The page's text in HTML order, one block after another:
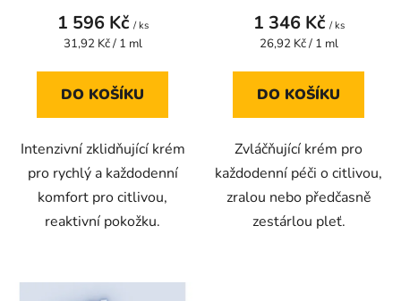
účinek a činí pokožku
jemnou a vyživenou
1 596 Kč / ks
Měrná
31,92 Kč / 1 ml
DO KOŠÍKU
Intenzivní zklidňující krém
pro rychlý a každodenní
komfort pro citlivou,
reaktivní pokožku.
zralou nebo předčasně
zestárlou citlivou pleť
1 346 Kč / ks
Měrná
26,92 Kč / 1 ml
DO KOŠÍKU
Zvláčňující krém pro
každodenní péči o citlivou,
zralou nebo předčasně
zestárlou pleť.